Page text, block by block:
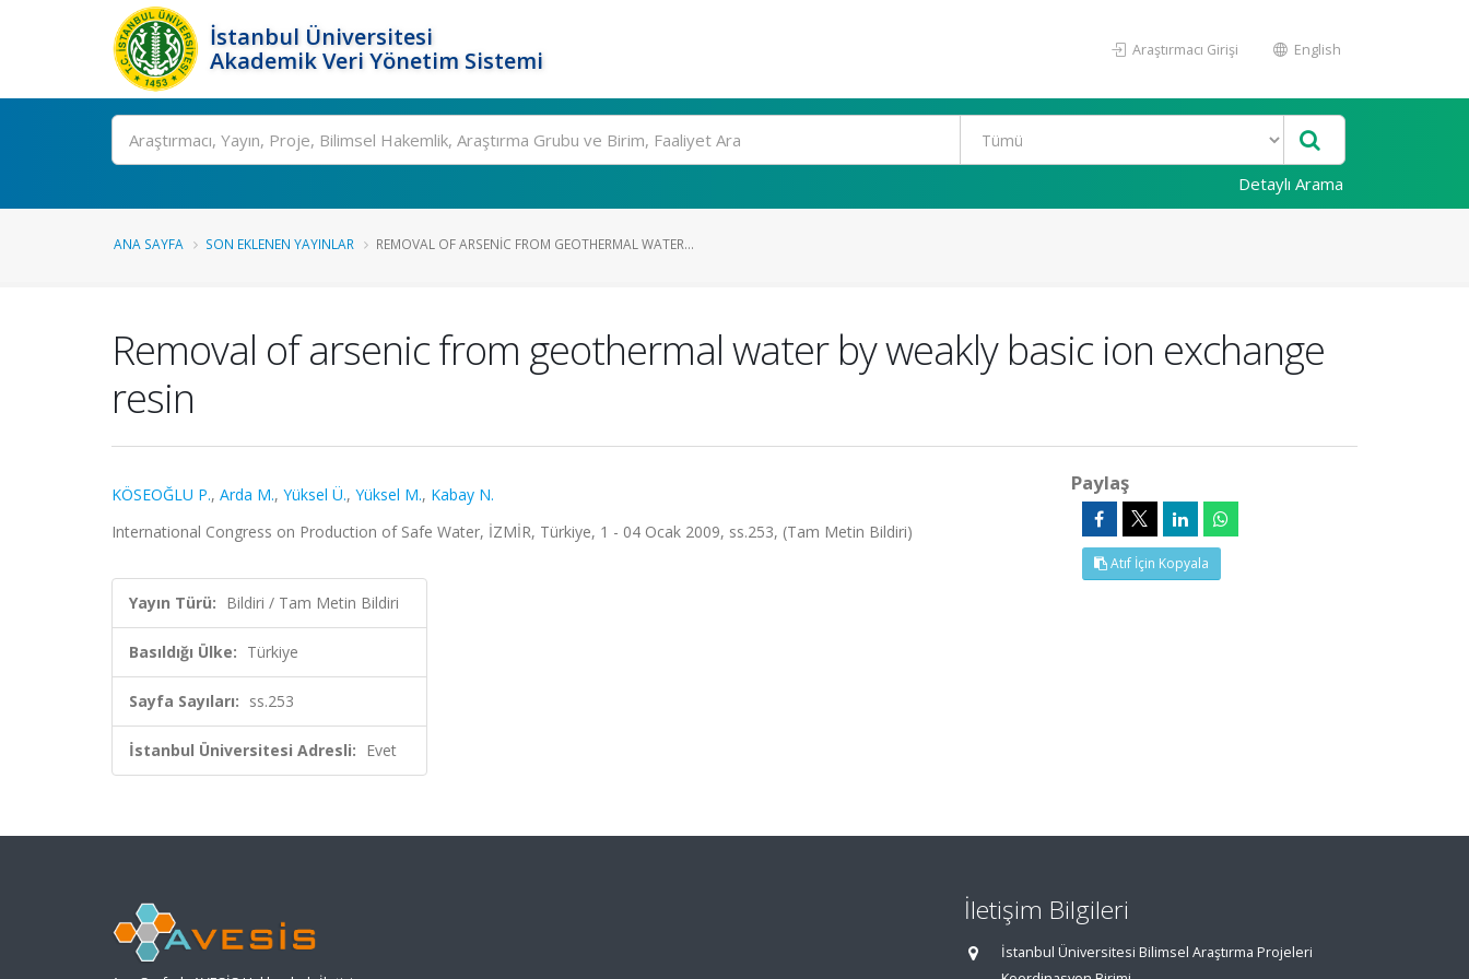
İstanbul Üniversitesi
Akademik Veri Yönetim Sistemi
Araştırmacı Girişi English
Ara
Detaylı Arama
ANA SAYFA SON EKLENEN YAYINLAR REMOVAL OF ARSENIC FROM GEOTHERMAL WATER...
Removal of arsenic from geothermal water by weakly basic ion exchange
resin
KÖSEOĞLU P., Arda M., Yüksel Ü., Yüksel M., Kabay N.
International Congress on Production of Safe Water, İZMİR, Türkiye, 1 - 04 Ocak 2009, ss.253, (Tam Metin Bildiri)
Yayın Türü: Bildiri / Tam Metin Bildiri
Basıldığı Ülke: Türkiye
Sayfa Sayıları: ss.253
İstanbul Üniversitesi Adresli: Evet
Paylaş
Atıf İçin Kopyala
İletişim Bilgileri
İstanbul Üniversitesi Bilimsel Araştırma Projeleri